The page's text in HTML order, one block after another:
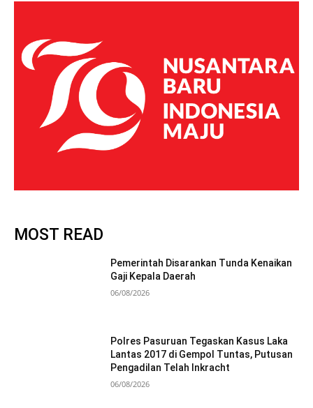
MOST READ
Pemerintah Disarankan Tunda Kenaikan
Gaji Kepala Daerah
06/08/2026
Polres Pasuruan Tegaskan Kasus Laka
Lantas 2017 di Gempol Tuntas, Putusan
Pengadilan Telah Inkracht
06/08/2026